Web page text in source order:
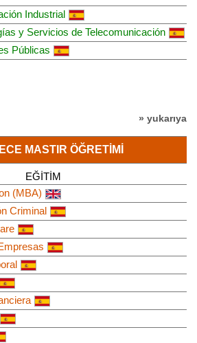
Industrial
y Servicios de Telecomunicación
Públicas
» yukarıya
MASTIR ÖĞRETIMI
EĞITIM
(MBA)
Criminal